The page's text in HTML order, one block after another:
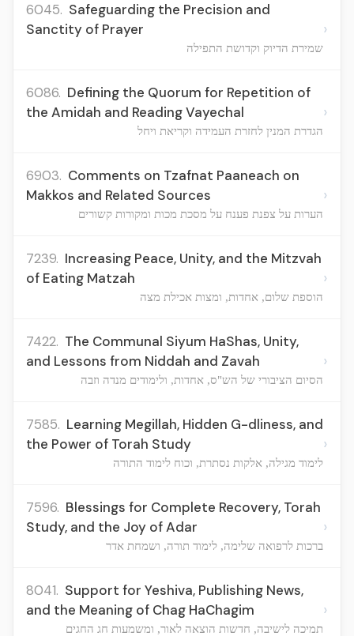
6045. Safeguarding the Precision and
Sanctity of Prayer
שמירת הדיוק וקדושת התפילה
›
6086. Defining the Quorum for Repetition of
the Amidah and Reading Vayechal
הגדרת המנין לחזרת העמידה וקריאת ויחל
›
6903. Comments on Tzafnat Paaneach on
Makkos and Related Sources
הערות על צפנת פענח על מסכת מכות ומקורות קשורים
›
7239. Increasing Peace, Unity, and the Mitzvah
of Eating Matzah
הוספת שלום, אחדות, ומצות אכילת מצה
›
7422. The Communal Siyum HaShas, Unity,
and Lessons from Niddah and Zavah
הסיום הציבורי של הש"ס, אחדות, ולימודים מנדה וזבה
›
7585. Learning Megillah, Hidden G-dliness, and
the Power of Torah Study
לימוד מגילה, אלקות נסתרת, וכוח לימוד התורה
›
7596. Blessings for Complete Recovery, Torah
Study, and the Joy of Adar
ברכות לרפואה שלימה, לימוד תורה, ושמחת אדר
›
8041. Support for Yeshiva, Publishing News,
and the Meaning of Chag HaChagim
תמיכה לישיבה, חדשות הוצאה לאור, ומשמעות חג החגים
›